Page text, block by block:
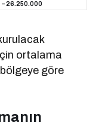
– 26.250.000
ortalama
göre